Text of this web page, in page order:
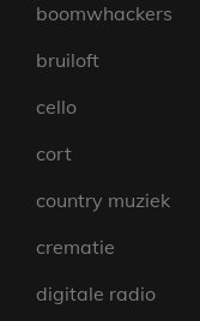
boomwhackers
bruiloft
cello
cort
country muziek
crematie
digitale radio